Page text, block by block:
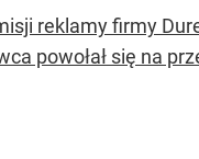
reklamy firmy
powołał się na